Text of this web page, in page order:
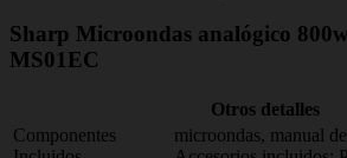
Sharp Microondas analógico
MS01EC
Otros detalles
Componentes
microondas, manual